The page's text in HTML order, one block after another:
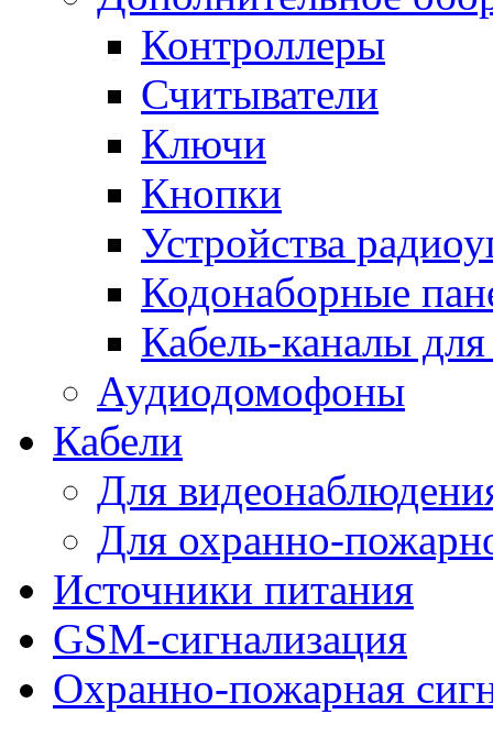
Контроллеры
Считыватели
Ключи
Кнопки
Устройства
Кодонаборные
Кабель-каналы
Аудиодомофоны
Кабели
Для
Для охранно-
Источники питания
GSM-сигнализация
Охранно-пожарная